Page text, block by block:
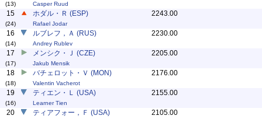
(13) Casper Ruud
15
(24)
ホダル・Ｒ (ESP)
Rafael Jodar
2243.00
16
(14)
ルブレフ，Ａ (RUS)
Andrey Rublev
2230.00
17
(17)
メンシク・Ｊ (CZE)
Jakub Mensik
2205.00
18
(18)
バチェロット・Ｖ (MON)
Valentin Vacherot
2176.00
19
(16)
ティエン・Ｌ (USA)
Learner Tien
2155.00
20 ティアフォー，Ｆ (USA) 2105.00